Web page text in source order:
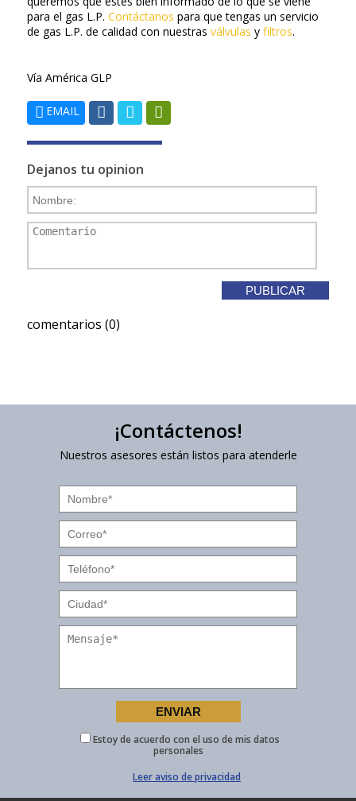
para el gas L.P. Contáctanos para que tengas un servicio
de gas L.P. de calidad con nuestras válvulas y filtros.
Vía América GLP
EMAIL
Dejanos tu opinion
comentarios (0)
¡Contáctenos!
Nuestros asesores están listos para atenderle
Estoy de acuerdo con el uso de mis datos
personales
Leer aviso de privacidad